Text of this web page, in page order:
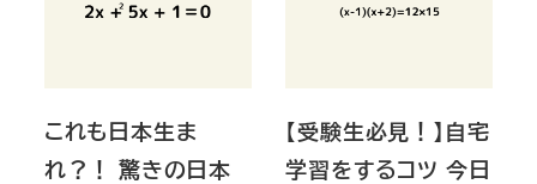
これも日本生ま
れ？！ 驚きの日本
【受験生必見！】自宅
学習をするコツ 今日